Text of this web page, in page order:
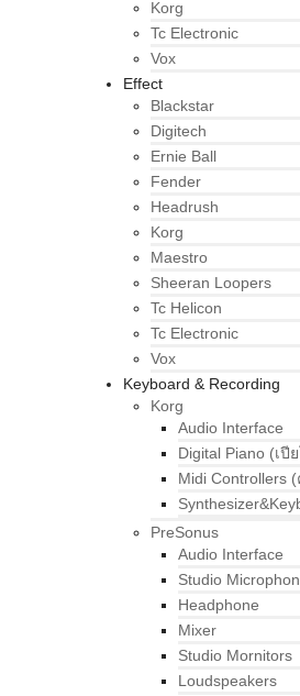
Korg
Tc Electronic
Vox
Effect
Blackstar
Digitech
Ernie Ball
Fender
Headrush
Korg
Maestro
Sheeran Loopers
Tc Helicon
Tc Electronic
Vox
Keyboard & Recording
Korg
Audio Interface
Digital Piano (เปี
Midi Controllers
PreSonus
Audio Interface
Studio
Headphone
Mixer
Studio Mornitors
Loudspeakers